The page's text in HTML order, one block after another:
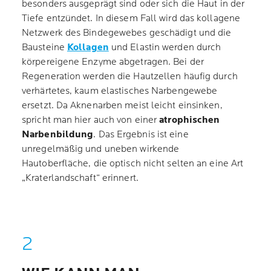
besonders ausgeprägt sind oder sich die Haut in der
Tiefe entzündet. In diesem Fall wird das kollagene
Netzwerk des Bindegewebes geschädigt und die
Bausteine Kollagen und Elastin werden durch
körpereigene Enzyme abgetragen. Bei der
Regeneration werden die Hautzellen häufig durch
verhärtetes, kaum elastisches Narbengewebe
ersetzt. Da Aknenarben meist leicht einsinken,
spricht man hier auch von eineratrophischen
Narbenbildung. Das Ergebnis ist eine
unregelmäßig und uneben wirkende
Hautoberfläche, die optisch nicht selten an eine Art
„Kraterlandschaft“ erinnert.